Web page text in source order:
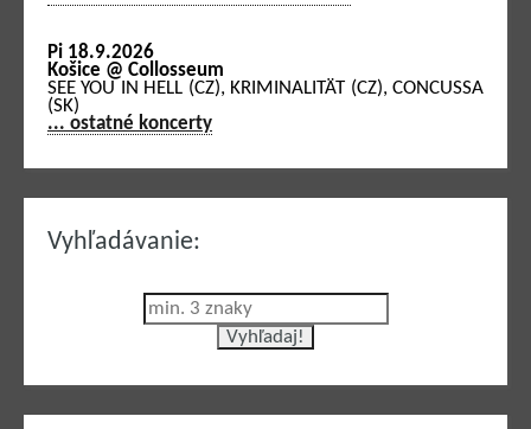
Pi 18.9.2026
Košice @ Collosseum
SEE YOU IN HELL (CZ), KRIMINALITÄT (CZ), CONCUSSA
(SK)
... ostatné koncerty
Vyhľadávanie: